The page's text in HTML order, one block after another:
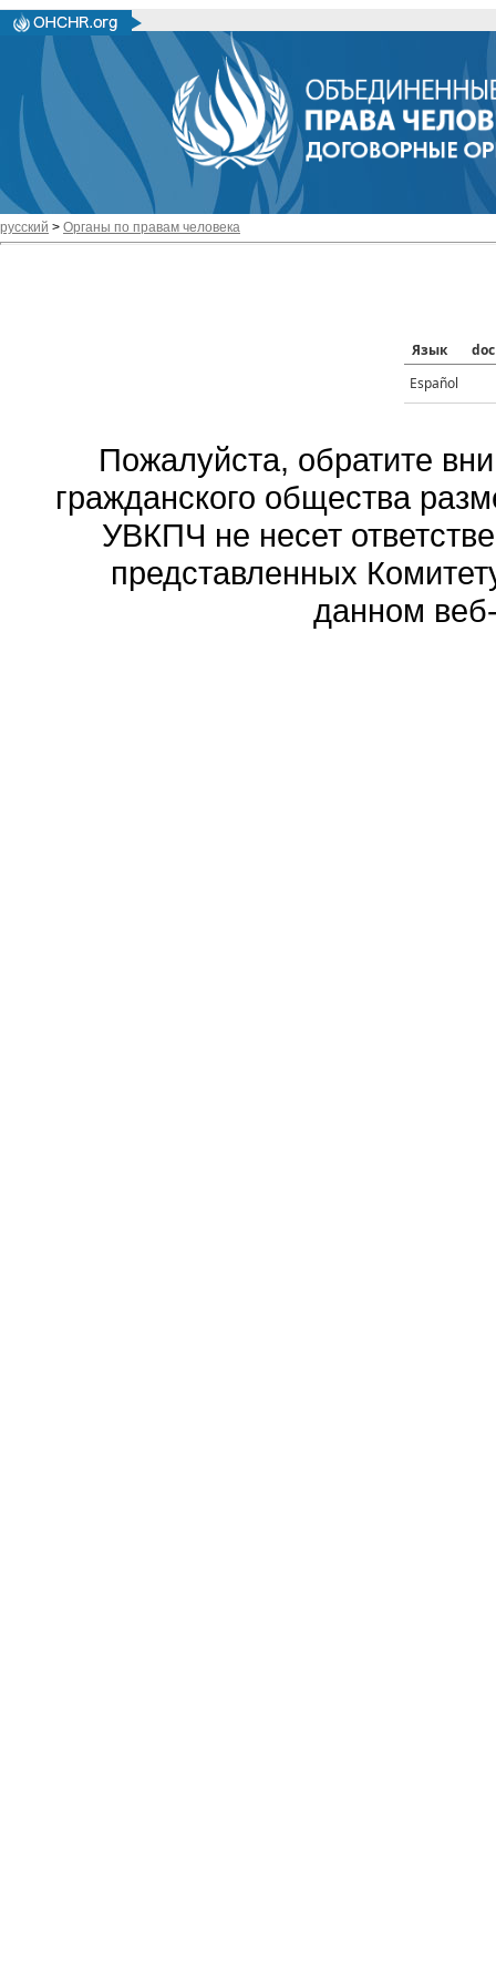
русский > Органы по правам человека
Язык
doc
Español
Пожалуйста, обратите
гражданского общества
УВКПЧ не несет
представленных
данном